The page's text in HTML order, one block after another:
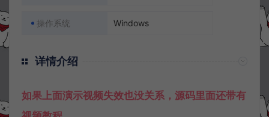
操作系统 Windows
详情介绍
如果上面演示视频失效也没关系，源码里面还带有